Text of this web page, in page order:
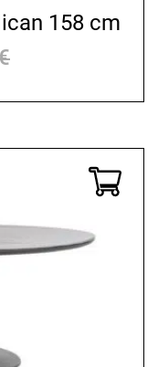
158 cm
war:
1.849,00 €
ist:
1.299,00 €.